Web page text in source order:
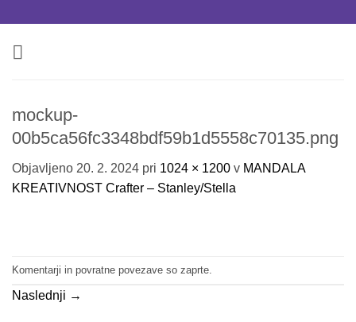
vsebino
mockup-
00b5ca56fc3348bdf59b1d5558c70135.png
Objavljeno 20. 2. 2024 pri 1024 × 1200 v MANDALA
KREATIVNOST Crafter – Stanley/Stella
Komentarji in povratne povezave so zaprte.
Naslednji →